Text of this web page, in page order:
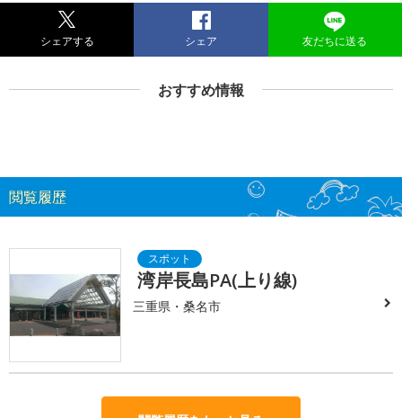
シェアする シェア 友だちに送る
おすすめ情報
閲覧履歴
湾岸長島PA(上り線)
三重県・桑名市